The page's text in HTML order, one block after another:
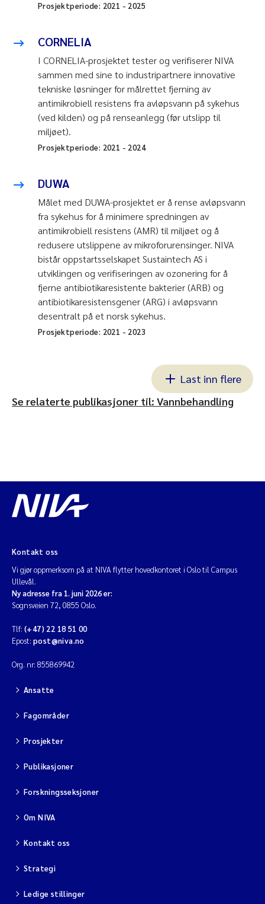
Prosjektperiode: 2021 - 2025
CORNELIA
I CORNELIA-prosjektet tester og verifiserer NIVA
sammen med sine to industripartnere innovative
tekniske løsninger for målrettet fjerning av
antimikrobiell resistens fra avløpsvann på sykehus
(ved kilden) og på renseanlegg (før utslipp til
miljøet).
Prosjektperiode: 2021 - 2024
DUWA
Målet med DUWA-prosjektet er å rense avløpsvann
fra sykehus for å minimere spredningen av
antimikrobiell resistens (AMR) til miljøet og å
redusere utslippene av mikroforurensinger. NIVA
bistår oppstartsselskapet Sustaintech AS i
utviklingen og verifiseringen av ozonering for å
fjerne antibiotikaresistente bakterier (ARB) og
antibiotikaresistensgener (ARG) i avløpsvann
desentralt på et norsk sykehus.
Prosjektperiode: 2021 - 2023
Last inn flere
Se relaterte publikasjoner til: Vannbehandling
Kontakt oss
Vi gjør oppmerksom på at NIVA flytter hovedkontoret i Oslo til Campus
Ullevål.
Ny adresse fra 1. juni 2026 er:
Sognsveien 72, 0855 Oslo.
Tlf: (+47) 22 18 51 00
Epost: post@niva.no
Org. nr: 855869942
Ansatte
Fagområder
Prosjekter
Publikasjoner
Forskningsseksjoner
Om NIVA
Kontakt oss
Strategi
Ledige stillinger